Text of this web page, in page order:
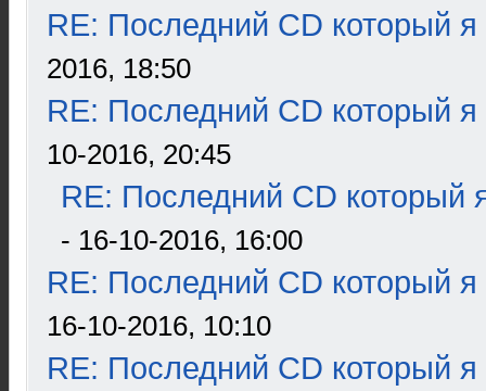
RE: Последний CD который я
2016, 18:50
RE: Последний CD который я
10-2016, 20:45
RE: Последний CD который
- 16-10-2016, 16:00
RE: Последний CD который я
16-10-2016, 10:10
RE: Последний CD который я